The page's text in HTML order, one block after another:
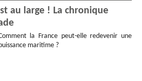
au large ! La chronique
la France peut-elle redevenir une
maritime ?